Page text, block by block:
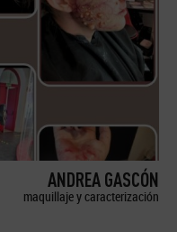
ANDREA GASCÓN
maquillaje y caracterización